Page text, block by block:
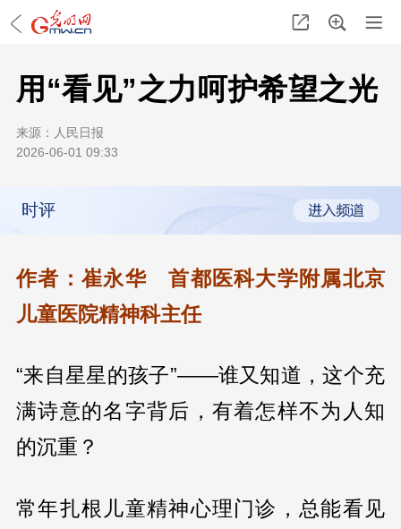
用“看见”之力呵护希望之光
来源： 人民日报
2026-06-01 09:33
时评
作者：崔永华 首都医科大学附属北京
儿童医院精神科主任
“来自星星的孩子”——谁又知道，这个充
满诗意的名字背后，有着怎样不为人知
的沉重？
常年扎根儿童精神心理门诊，总能看见